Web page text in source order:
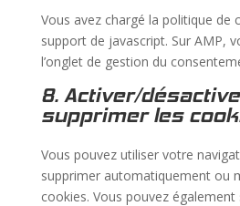
Vous avez chargé la politique de
support de javascript. Sur AMP,
l’onglet de gestion du
8. Activer/
supprimer les
Vous pouvez utiliser votre
supprimer automatiquement ou
cookies. Vous pouvez